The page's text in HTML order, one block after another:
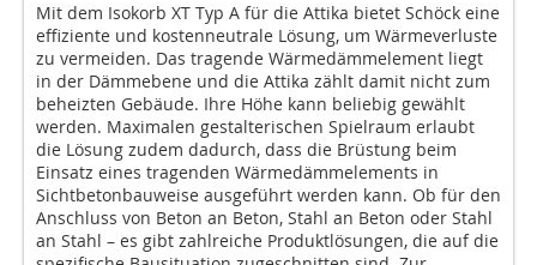
Mit dem Isokorb XT Typ A für die Attika bietet Schöck eine
effiziente und kostenneutrale Lösung, um Wärmeverluste
zu vermeiden. Das tragende Wärmedämmelement liegt
in der Dämmebene und die Attika zählt damit nicht zum
beheizten Gebäude. Ihre Höhe kann beliebig gewählt
werden. Maximalen gestalterischen Spielraum erlaubt
die Lösung zudem dadurch, dass die Brüstung beim
Einsatz eines tragenden Wärmedämmelements in
Sichtbetonbauweise ausgeführt werden kann. Ob für den
Anschluss von Beton an Beton, Stahl an Beton oder Stahl
an Stahl – es gibt zahlreiche Produktlösungen, die auf die